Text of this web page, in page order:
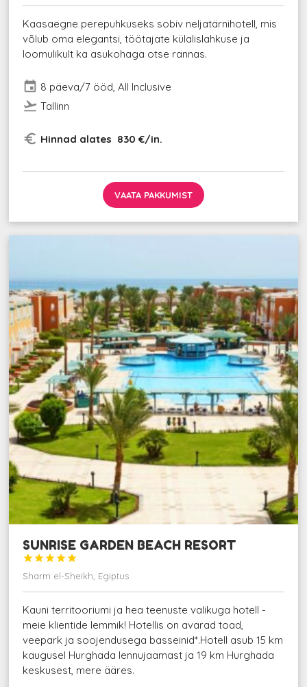
Kaasaegne perepuhkuseks sobiv neljatärnihotell, mis
võlub oma elegantsi, töötajate külalislahkuse ja
loomulikult ka asukohaga otse rannas.
event 8 päeva/7 ööd, All Inclusive
flight_takeoff Tallinn
euro_symbol Hinnad alates 830 €/in.
VAATA PAKKUMIST
SUNRISE GARDEN BEACH RESORT





Sharm el-Sheikh, Egiptus
Kauni territooriumi ja hea teenuste valikuga hotell -
meie klientide lemmik! Hotellis on avarad toad,
veepark ja soojendusega basseinid*.Hotell asub 15 km
kaugusel Hurghada lennujaamast ja 19 km Hurghada
keskusest, mere ääres.